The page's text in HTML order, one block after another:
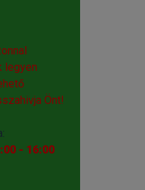
legyen
Önt!
- 16:00